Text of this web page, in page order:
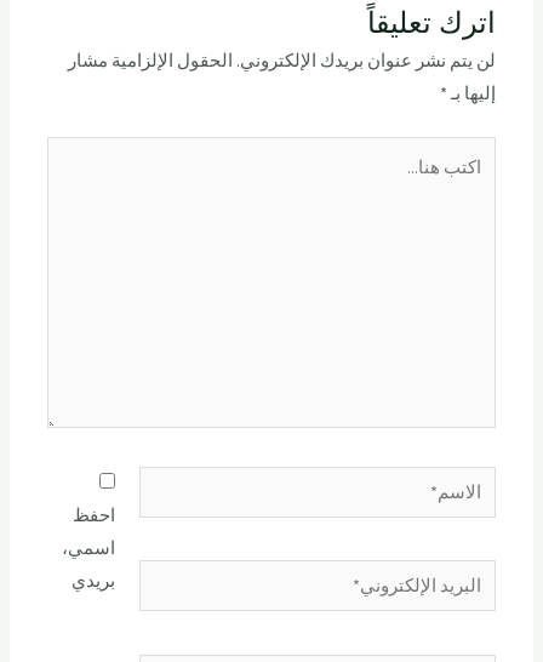
اترك تعليقاً
لن يتم نشر عنوان بريدك الإلكتروني. الحقول الإلزامية مشار
إليها بـ*
احفظ
اسمي،
بريدي